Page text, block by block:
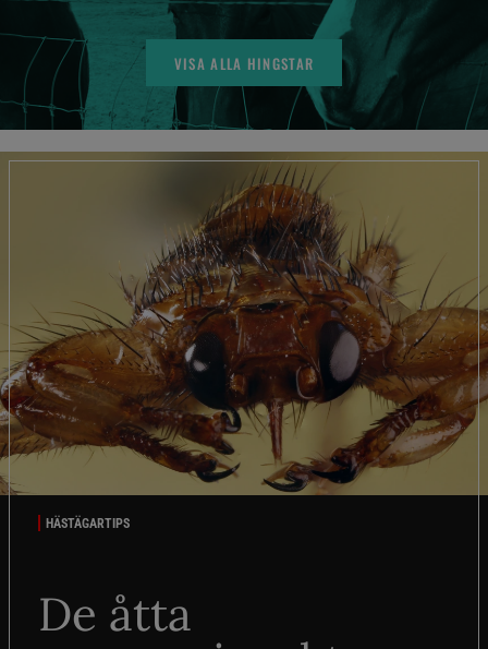
VISA ALLA HINGSTAR
HÄSTÄGARTIPS
De åtta